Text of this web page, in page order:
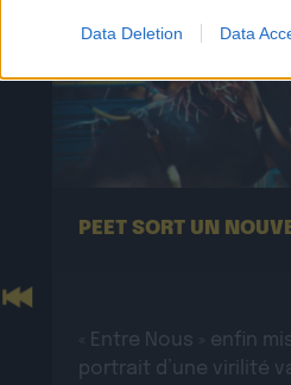
Data Deletion Data
PEET SORT UN
« Entre Nous » enfin
portrait d’une virilité
Previous